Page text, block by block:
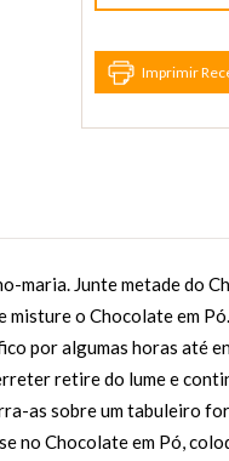
Imprimir
maria. Junte metade do
o Chocolate em
por algumas horas até
retire do lume e
as sobre um tabuleiro
no Chocolate em Pó,